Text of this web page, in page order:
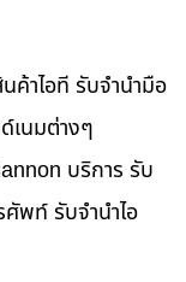
ค้าไอที รับจำนำมือ
เนมต่างๆ
บริการ รับ
ศัพท์ รับจำนำไอ